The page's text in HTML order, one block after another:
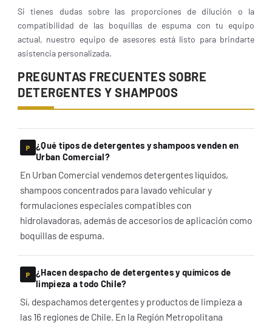
Si tienes dudas sobre las proporciones de dilución o la
compatibilidad de las boquillas de espuma con tu equipo
actual, nuestro equipo de asesores está listo para brindarte
asistencia personalizada.
PREGUNTAS FRECUENTES SOBRE
DETERGENTES Y SHAMPOOS
¿Qué tipos de detergentes y shampoos venden en
Urban Comercial?
En Urban Comercial vendemos detergentes líquidos,
shampoos concentrados para lavado vehicular y
formulaciones especiales compatibles con
hidrolavadoras, además de accesorios de aplicación como
boquillas de espuma.
¿Hacen despacho de detergentes y químicos de
limpieza a todo Chile?
Sí, despachamos detergentes y productos de limpieza a
las 16 regiones de Chile. En la Región Metropolitana